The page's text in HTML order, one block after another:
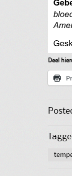
Deel